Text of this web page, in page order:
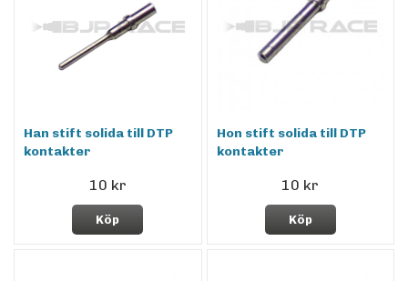
Han stift solida till DTP
kontakter
10 kr
Köp
Hon stift solida till DTP
kontakter
10 kr
Köp